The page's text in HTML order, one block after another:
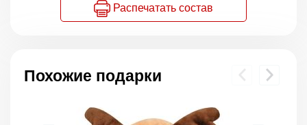
Распечатать состав
Похожие подарки